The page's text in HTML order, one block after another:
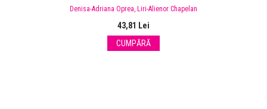
Denisa-Adriana Oprea, Liri-Alienor Chapelan
43,81 Lei
CUMPĂRĂ